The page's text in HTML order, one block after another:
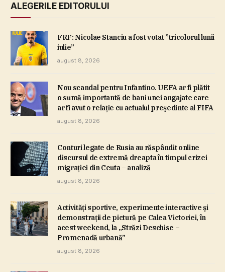
ALEGERILE EDITORULUI
FRF: Nicolae Stanciu a fost votat ”tricolorul lunii
iulie”
august 8, 2026
Nou scandal pentru Infantino. UEFA ar fi plătit
o sumă importantă de bani unei angajate care
ar fi avut o relaţie cu actualul preşedinte al FIFA
august 8, 2026
Conturi legate de Rusia au răspândit online
discursul de extremă dreapta în timpul crizei
migraţiei din Ceuta – analiză
august 8, 2026
Activităţi sportive, experimente interactive şi
demonstraţii de pictură pe Calea Victoriei, în
acest weekend, la „Străzi Deschise –
Promenadă urbană”
august 8, 2026